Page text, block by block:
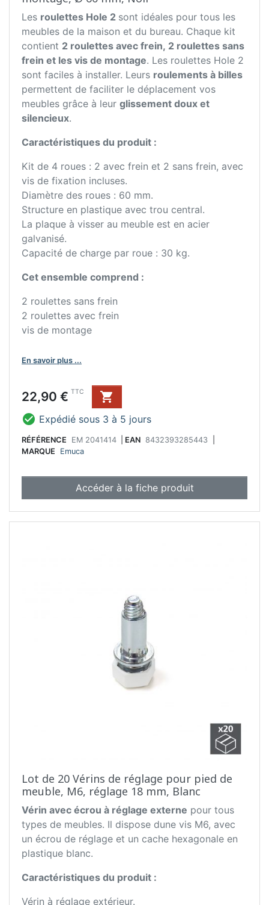
Les roulettes Hole 2 sont idéales pour tous les
meubles de la maison et du bureau. Chaque kit
contient 2 roulettes avec frein, 2 roulettes sans
frein et les vis de montage. Les roulettes Hole 2
sont faciles à installer. Leurs roulements à billes
permettent de faciliter le déplacement vos
meubles grâce à leur glissement doux et
silencieux.
Caractéristiques du produit :
Kit de 4 roues : 2 avec frein et 2 sans frein, avec
vis de fixation incluses.
Diamètre des roues : 60 mm.
Structure en plastique avec trou central.
La plaque à visser au meuble est en acier
galvanisé.
Capacité de charge par roue : 30 kg.
Cet ensemble comprend :
2 roulettes sans frein
2 roulettes avec frein
vis de montage
En savoir plus ...
Prix
22,90 € TTC

 Expédié sous 3 à 5 jours
RÉFÉRENCE EM 2041414 EAN 8432393285443
MARQUE
Emuca
Accéder à la fiche produit
Lot de 20 Vérins de réglage pour pied de
meuble, M6, réglage 18 mm, Blanc
Vérin avec écrou à réglage externe pour tous
types de meubles. Il dispose dune vis M6, avec
un écrou de réglage et un cache hexagonale en
plastique blanc.
Caractéristiques du produit :
Vérin à réglage extérieur.